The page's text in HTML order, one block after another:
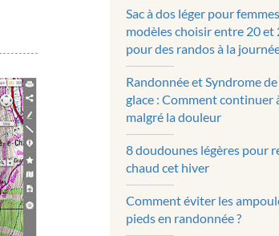
Sac à dos léger pour
modèles choisir entre 20 et
pour des randos à la
Randonnée et Syndrome
glace : Comment continuer
malgré la douleur
8 doudounes légères pour
chaud cet hiver
Comment éviter les
pieds en randonnée ?